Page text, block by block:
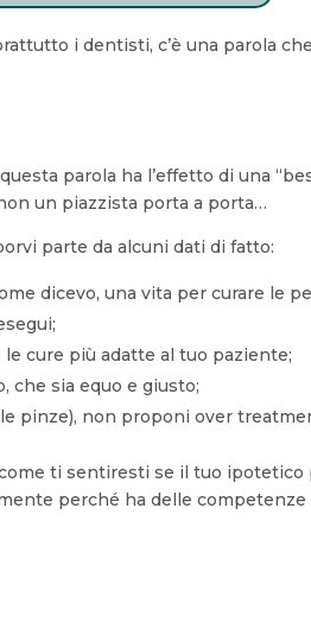
i dentisti, c’è una parola
parola ha l’effetto di una
un piazzista porta a porta…
parte da alcuni dati di fatto:
dicevo, una vita per curare le
cure più adatte al tuo paziente;
che sia equo e giusto;
pinze), non proponi over
ti sentiresti se il tuo
perché ha delle